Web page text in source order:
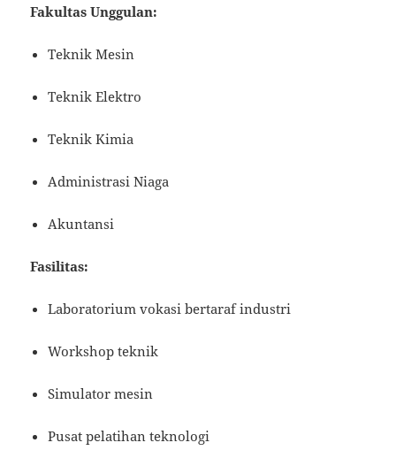
Fakultas Unggulan:
Teknik Mesin
Teknik Elektro
Teknik Kimia
Administrasi Niaga
Akuntansi
Fasilitas:
Laboratorium vokasi bertaraf industri
Workshop teknik
Simulator mesin
Pusat pelatihan teknologi